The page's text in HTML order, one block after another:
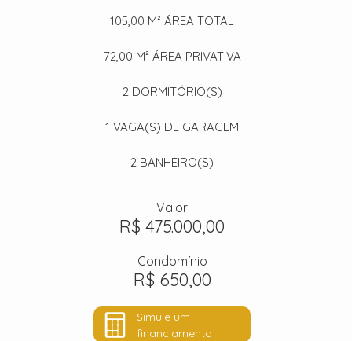
105,00 M² ÁREA TOTAL
72,00 M² ÁREA PRIVATIVA
2DORMITÓRIO(S)
1 VAGA(S) DE GARAGEM
2 BANHEIRO(S)
Valor
R$ 475.000,00
Condomínio
R$ 650,00
Simule um
financiamento